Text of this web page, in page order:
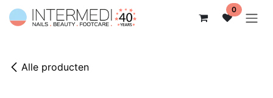
Overslaan naar inhoud 0
Alle producten